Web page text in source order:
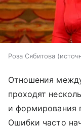
Роза Сябитова
Отношения
проходят
и формирования
Ошибки часто